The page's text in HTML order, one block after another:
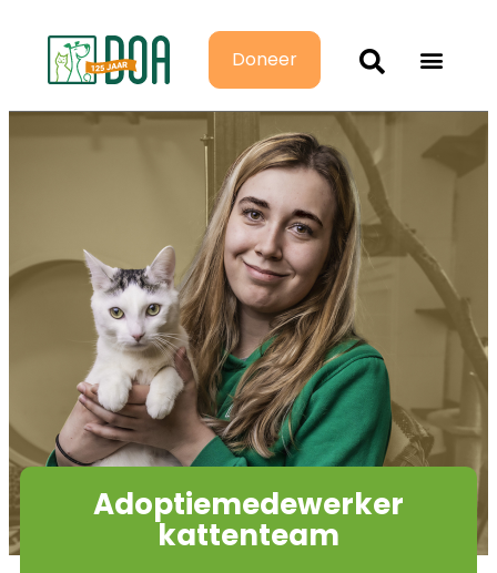
Doneer
Adoptiemedewerker
kattenteam